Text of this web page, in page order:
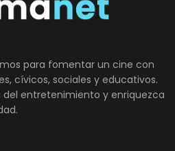
para fomentar un cine con
cívicos, sociales y educativos.
del entretenimiento y enriquezca